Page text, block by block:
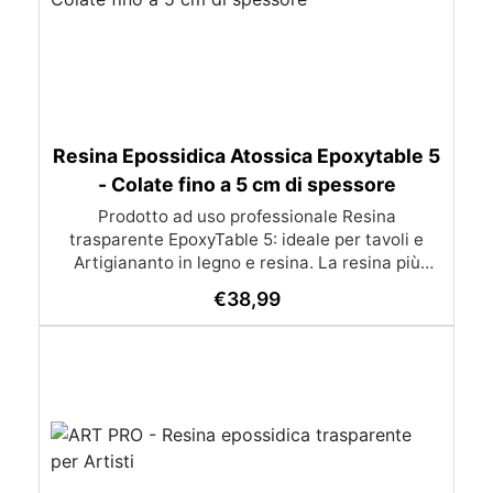
Resina Epossidica Atossica Epoxytable 5
- Colate fino a 5 cm di spessore
Prodotto ad uso professionale Resina
trasparente EpoxyTable 5: ideale per tavoli e
Artigiananto in legno e resina. La resina più
perfetta per colate di alto spessore fino a 5 cm.
Applicazioni Principali: Realizzazione di tavoli in
monete, pietre, ecc) Colate riempitive in
spessore dentro stampi e cassaforme
Caratteristiche principali: ✅ Bassissima
€38,99